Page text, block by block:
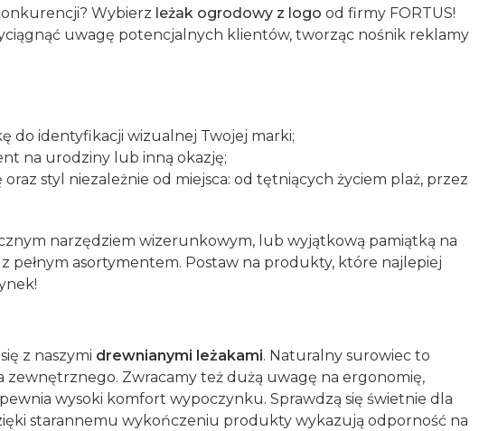
Wybierz leżak ogrodowy z logo od firmy FORTUS!
uwagę potencjalnych klientów, tworząc nośnik reklamy
do identyfikacji wizualnej Twojej marki;
na urodziny lub inną okazję;
styl niezależnie od miejsca: od tętniących życiem plaż, przez
narzędziem wizerunkowym, lub wyjątkową pamiątką na
z pełnym asortymentem. Postaw na produkty, które najlepiej
z naszymi drewnianymi leżakami. Naturalny surowiec to
Zwracamy też dużą uwagę na ergonomię,
wysoki komfort wypoczynku. Sprawdzą się świetnie dla
starannemu wykończeniu produkty wykazują odporność na